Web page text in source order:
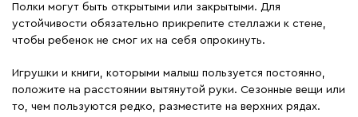
Полки могут быть открытыми или закрытыми. Для
устойчивости обязательно прикрепите стеллажи к стене,
чтобы ребенок не смог их на себя опрокинуть.
Игрушки и книги, которыми малыш пользуется постоянно,
положите на расстоянии вытянутой руки. Сезонные вещи или
то, чем пользуются редко, разместите на верхних рядах.